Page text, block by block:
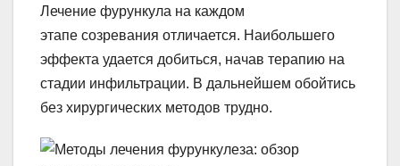
Лечение фурункула на каждом
этапе созревания отличается. Наибольшего
эффекта удается добиться, начав терапию на
стадии инфильтрации. В дальнейшем обойтись
без хирургических методов трудно.